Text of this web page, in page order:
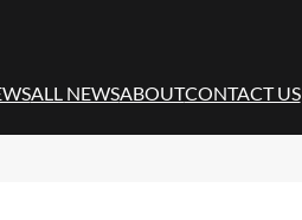
ALL NEWSABOUTCONTACT US